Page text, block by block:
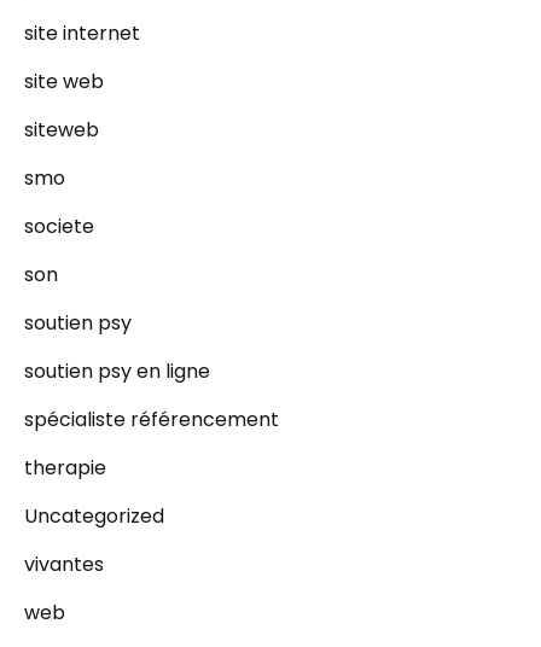
site internet
site web
siteweb
smo
societe
son
soutien psy
soutien psy en ligne
spécialiste référencement
therapie
Uncategorized
vivantes
web